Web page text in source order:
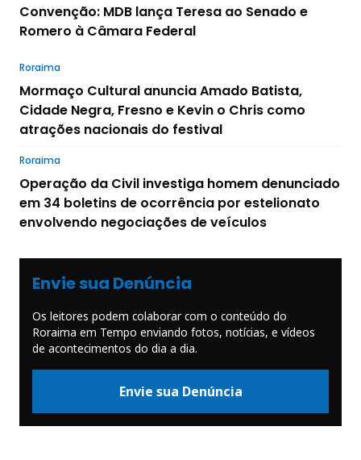
Convenção: MDB lança Teresa ao Senado e
Romero à Câmara Federal
Roraima
Mormaço Cultural anuncia Amado Batista,
Cidade Negra, Fresno e Kevin o Chris como
atrações nacionais do festival
Roraima
Operação da Civil investiga homem denunciado
em 34 boletins de ocorrência por estelionato
envolvendo negociações de veículos
Envie sua Denúncia
Os leitores podem colaborar com o conteúdo do
Roraima em Tempo enviando fotos, notícias, e vídeos
de acontecimentos do dia a dia.
Envie sua Denúncia